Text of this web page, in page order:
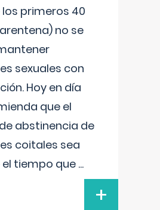
primeros 40
no se
sexuales con
Hoy en día
que el
abstinencia de
coitales sea
tiempo que ...
+